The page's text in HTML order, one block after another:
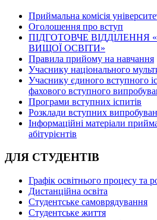
Приймальна комісія
Оголошення про вступ
ПІДГОТОВЧЕ
ВИЩОЇ ОСВІТИ»
Правила прийому на навчання
Учаснику національного
Учаснику єдиного вступного
фахового вступного
Програми вступних іспитів
Розклади вступних
Інформаційні матеріали
абітурієнтів
ДЛЯ СТУДЕНТІВ
Графік освітнього процесу та
Дистанційна освіта
Студентське самоврядування
Студентське життя